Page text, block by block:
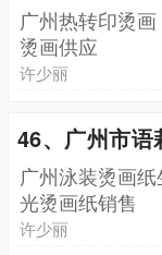
广州热转印烫
烫画供应
许少丽
46、广州市语
广州泳装烫画
光烫画纸销售
许少丽